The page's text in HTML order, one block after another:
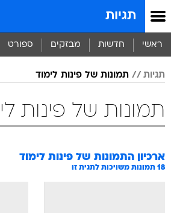
תגיות
ראשי חדשות מבזקים ספורט
תגיות תמונות של פינות לימוד
תמונות של פינות
ארכיון התמונות של פינות לימוד
18 תמונות משויכות לתגית זו